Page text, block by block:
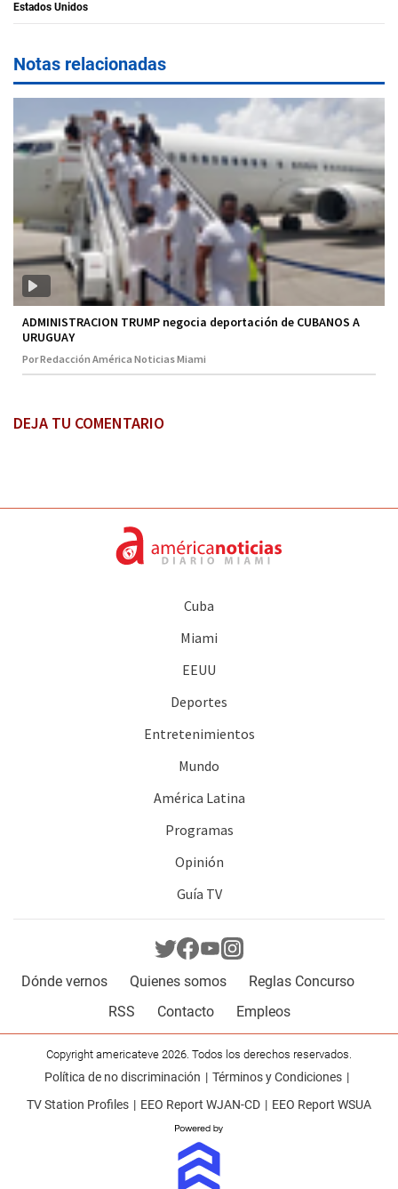
Estados Unidos
Notas relacionadas
ADMINISTRACION TRUMP negocia deportación de CUBANOS A
URUGUAY
Por Redacción América Noticias Miami
DEJA TU COMENTARIO
Cuba
Miami
EEUU
Deportes
Entretenimientos
Mundo
América Latina
Programas
Opinión
Guía TV
Dónde vernos Quienes somos
Reglas Concurso
RSS
Contacto Empleos
Copyright americateve 2026. Todos los derechos reservados.
Política de no discriminación
Términos y Condiciones
TV Station Profiles
EEO Report WJAN-CD EEO Report WSUA